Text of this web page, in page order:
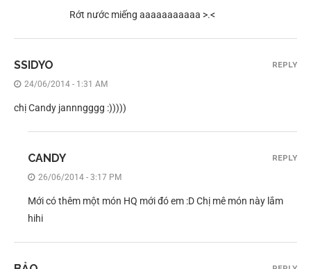
Rớt nước miếng aaaaaaaaaaa >.<
SSIDYO
24/06/2014 - 1:31 AM
chị Candy jannngggg :)))))
REPLY
CANDY
26/06/2014 - 3:17 PM
Mới có thêm một món HQ mới đó em :D Chị mê món này lắm
hihi
REPLY